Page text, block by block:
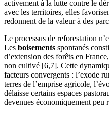
activement à la lutte contre le
avec les territoires, elles
redonnent de la valeur à des
Le processus de reforestation
Les boisements spontanés
d’extension des forêts en
non cultivé [6,7]. Cette
facteurs convergents : l’exode
terres de l’emprise agricole,
délaisse certains espaces
devenues économiquement peu